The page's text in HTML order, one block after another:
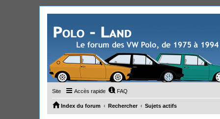
Site Accès rapide FAQ
Index du forum Rechercher Sujets actifs